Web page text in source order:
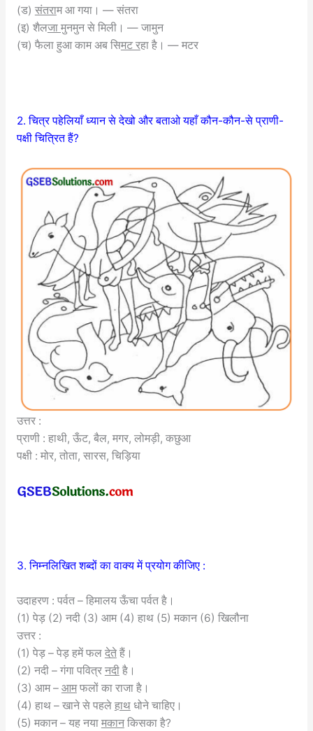
(ड) संतराम आ गया। — संतरा
(इ) शैलजा मुनमुन से मिली। — जामुन
(च) फैला हुआ काम अब सिमट रहा है। — मटर
2. चित्र पहेलियाँ ध्यान से देखो और बताओ यहाँ कौन-कौन-से प्राणी-
पक्षी चित्रित हैं?
उत्तर :
प्राणी : हाथी, ऊँट, बैल, मगर, लोमड़ी, कछुआ
पक्षी : मोर, तोता, सारस, चिड़िया
3. निम्नलिखित शब्दों का वाक्य में प्रयोग कीजिए :
उदाहरण : पर्वत – हिमालय ऊँचा पर्वत है।
(1) पेड़ (2) नदी (3) आम (4) हाथ (5) मकान (6) खिलौना
उत्तर :
(1) पेड़ – पेड़ हमें फल देतेहैं।
(2) नदी – गंगा पवित्र नदीहै।
(3) आम – आमफलों का राजा है।
(4) हाथ – खाने से पहले हाथधोने चाहिए।
(5) मकान – यह नया मकानकिसका है?